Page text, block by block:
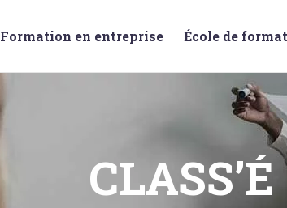
Formation en entreprise École de